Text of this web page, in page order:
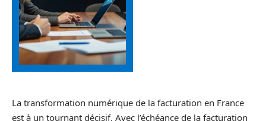
La transformation numérique de la facturation en France
est à un tournant décisif. Avec l’échéance de la facturation